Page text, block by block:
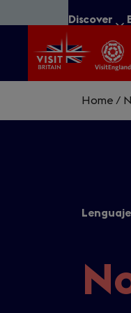
to
content
Discover
Home /